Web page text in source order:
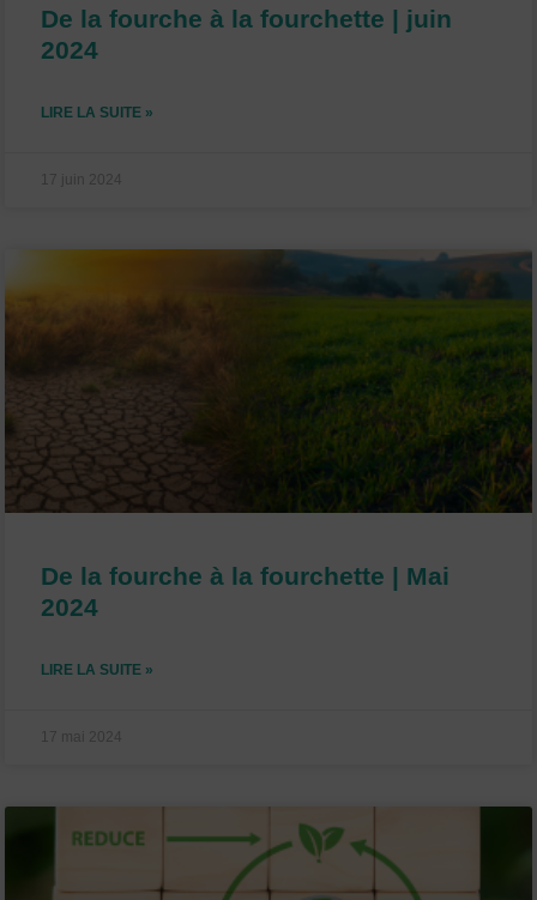
De la fourche à la fourchette | juin
2024
LIRE LA SUITE »
17 juin 2024
De la fourche à la fourchette | Mai
2024
LIRE LA SUITE »
17 mai 2024